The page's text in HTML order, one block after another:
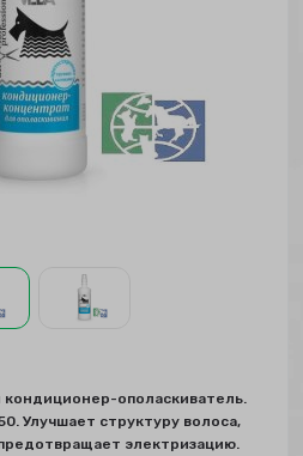
ополаскиватель.
Улучшает структуру волоса,
электризацию.